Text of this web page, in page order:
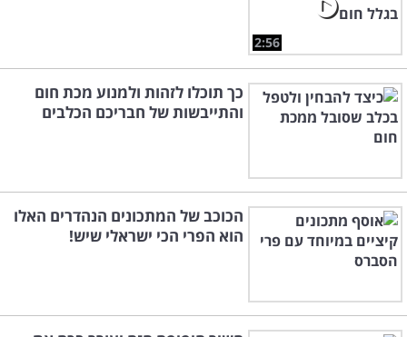
2:56
כך תוכלו לזהות ולמנוע מכת חום
והתייבשות של חבריכם הכלבים
הכוכב של המתכונים הנהדרים האלו
הוא הפרי הכי ישראלי שיש!